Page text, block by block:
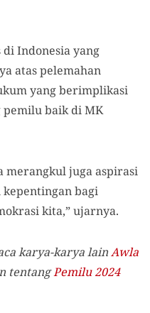
di Indonesia yang
atas pelemahan
yang berimplikasi
pemilu baik di MK
merangkul juga aspirasi
bagi
kita,” ujarnya.
karya-karya lainAwla
tentangPemilu 2024